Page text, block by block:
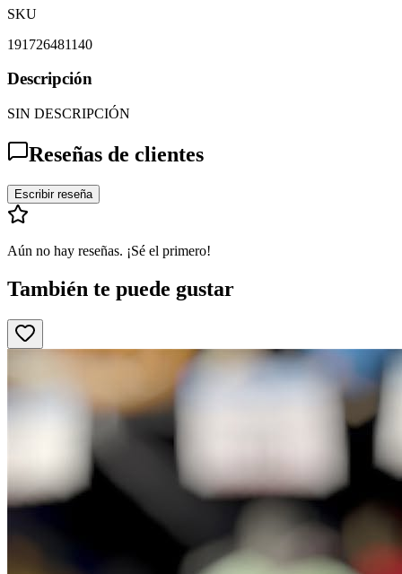
SKU
191726481140
Descripción
SIN DESCRIPCIÓN
Reseñas de clientes
Escribir reseña
Aún no hay reseñas. ¡Sé el primero!
También te puede gustar